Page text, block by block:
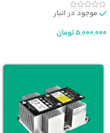
موجود در انبار
5,000,000تومان